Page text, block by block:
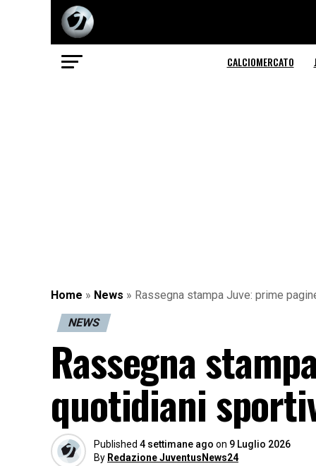
CALCIOMERCATO
Home » News » Rassegna stampa Juve: prime
NEWS
Rassegna
quotidiani
Published 4 settimane ago on 9 Luglio 2026
By Redazione JuventusNews24